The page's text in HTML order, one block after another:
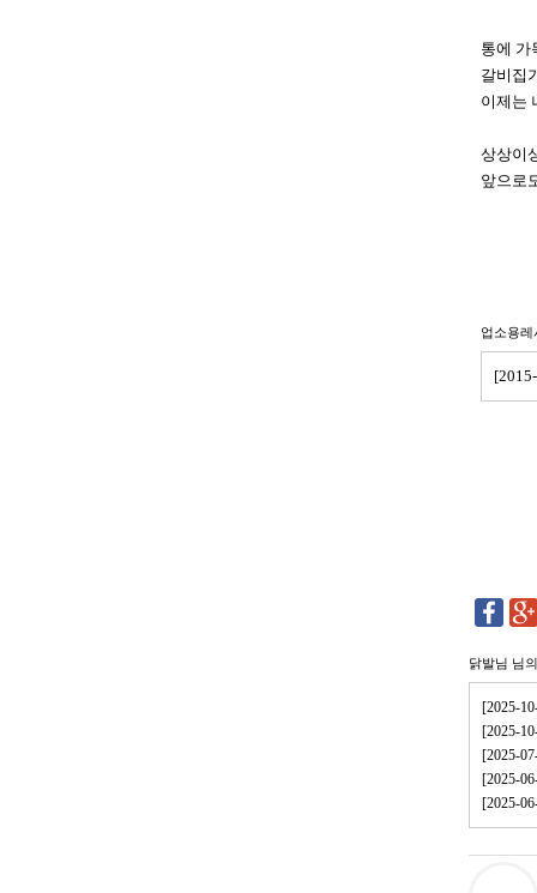
통에 가
갈비집
이제는
상상이
앞으로
업소용
닭발님 님
[2025-
[2025-
[2025-
[2025-
[2025-